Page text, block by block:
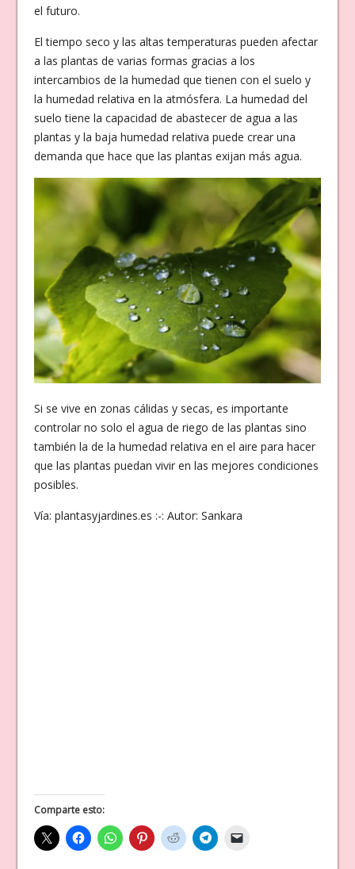
el futuro.
El tiempo seco y las altas temperaturas pueden afectar
a las plantas de varias formas gracias a los
intercambios de la humedad que tienen con el suelo y
la humedad relativa en la atmósfera. La humedad del
suelo tiene la capacidad de abastecer de agua a las
plantas y la baja humedad relativa puede crear una
demanda que hace que las plantas exijan más agua.
Si se vive en zonas cálidas y secas, es importante
controlar no solo el agua de riego de las plantas sino
también la de la humedad relativa en el aire para hacer
que las plantas puedan vivir en las mejores condiciones
posibles.
Vía: plantasyjardines.es :-: Autor: Sankara
Comparte esto: